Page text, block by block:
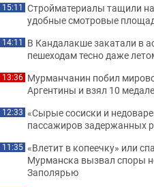
15:11 Стройматериалы тащили
удобные смотровые
14:11 В Кандалакше закатали в
пешеходам тесно даже
13:36 Мурманчанин побил
Аргентины и взял 10
12:33 «Сырые сосиски и
пассажиров задержанных
11:35 «Влетит в копеечку» или
Мурманска вызвал споры
Заполярью